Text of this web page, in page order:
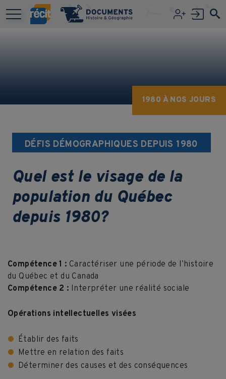
Aller au contenu principal
DÉFIS DÉMOGRAPHIQUES DEPUIS 1980
Quel est le visage de la
population du Québec
depuis 1980?
1980 À NOS JOURS
Compétence 1 : Caractériser une période de l’histoire
du Québec et du Canada
Compétence 2 : Interpréter une réalité sociale
Opérations intellectuelles visées
Établir des faits
Mettre en relation des faits
Déterminer des causes et des conséquences